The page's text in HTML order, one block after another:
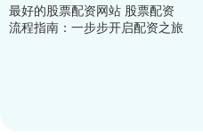
最好的股票配资网站 股票配资
流程指南：一步步开启配资之旅